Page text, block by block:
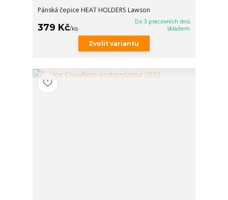
Pánská čepice HEAT HOLDERS Lawson
379 Kč/ks
Do 3 pracovních dnů
skladem
Zvolit variantu